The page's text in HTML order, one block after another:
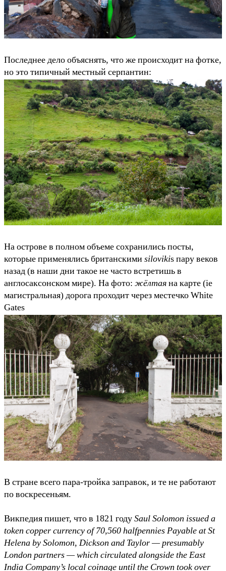
Последнее дело объяснять, что же происходит на фотке,
но это типичный местный серпантин:
На острове в полном объеме сохранились посты,
которые применялись британскими silovikis пару веков
назад (в наши дни такое не часто встретишь в
англосаксонском мире). На фото: жёлтаяна карте (ie
магистральная) дорога проходит через местечко White
Gates
В стране всего пара-тройка заправок, и те не работают
по воскресеньям.
Викпедия пишет, что в 1821 годуSaul Solomon issued a
token copper currency of 70,560 halfpennies Payable at St
Helena by Solomon, Dickson and Taylor — presumably
London partners — which circulated alongside the East
India Company’s local coinage until the Crown took over